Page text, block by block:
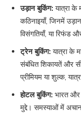
उड़ान बुकिंग: यात्रा के
कठिनाइयाँ, जिनमें उड़ान
विसंगतियाँ, या रिफंड
ट्रेन बुकिंग:यात्रा के
संबंधित शिकायतें और
प्रीमियम या शुल्क,
होटल बुकिंग: भारत और
मुद्दे। समस्याओं में